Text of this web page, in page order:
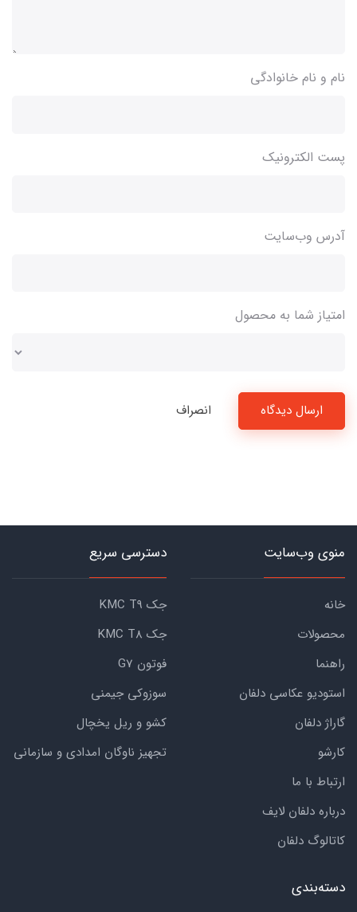
نام و نام خانوادگی
پست الکترونیک
آدرس وب‌سایت
امتیاز شما به محصول
ارسال دیدگاه انصراف
منوی وب‌سایت
خانه
محصولات
راهنما
استودیو عکاسی دلفان
گاراژ دلفان
کارشو
ارتباط با ما
درباره دلفان لایف
کاتالوگ دلفان
دسترسی سریع
جک KMC T9
جک KMC T8
فوتون G7
سوزوکی جیمنی
کشو و ریل یخچال
تجهیز ناوگان امدادی و سازمانی
دسته‌بندی